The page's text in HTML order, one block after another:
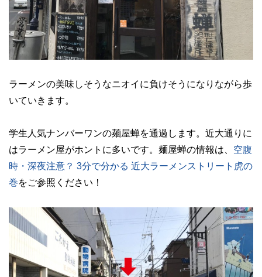
ラーメンの美味しそうなニオイに負けそうになりながら歩
いていきます。
学生人気ナンバーワンの麺屋蝉を通過します。近大通りに
はラーメン屋がホントに多いです。麺屋蝉の情報は、 空腹
時・深夜注意？ 3分で分かる 近大ラーメンストリート虎の
巻をご参照ください！